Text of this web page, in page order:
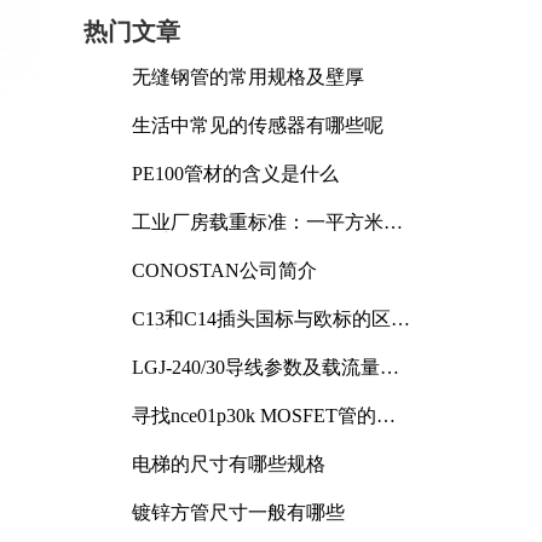
热门文章
无缝钢管的常用规格及壁厚
生活中常见的传感器有哪些呢
PE100管材的含义是什么
工业厂房载重标准：一平方米能
CONOSTAN公司简介
C13和C14插头国标与欧标的区别
LGJ-240/30导线参数及载流量解
寻找nce01p30k MOSFET管的合
电梯的尺寸有哪些规格
镀锌方管尺寸一般有哪些